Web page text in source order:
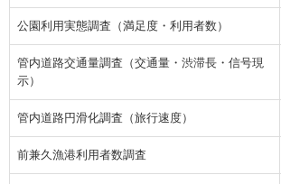
公園利用実態調査（満足度・利用者数）
管内道路交通量調査（交通量・渋滞長・信号現
示）
管内道路円滑化調査（旅行速度）
前兼久漁港利用者数調査